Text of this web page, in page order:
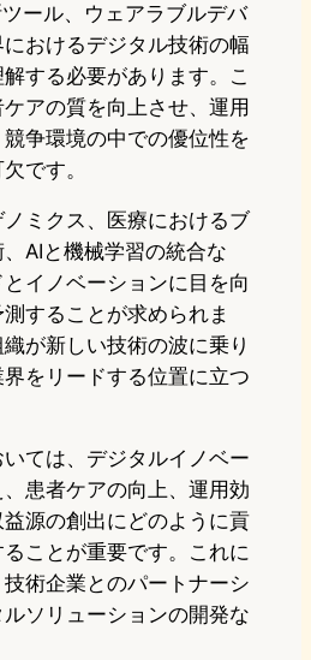
ール、ウェアラブルデバ
おけるデジタル技術の幅
する必要があります。こ
アの質を向上させ、運用
争環境の中での優位性を
です。
ミクス、医療におけるブ
AIと機械学習の統合な
イノベーションに目を向
することが求められま
が新しい技術の波に乗り
をリードする位置に立つ
ては、デジタルイノベー
患者ケアの向上、運用効
源の創出にどのように貢
ことが重要です。これに
術企業とのパートナーシ
ソリューションの開発な